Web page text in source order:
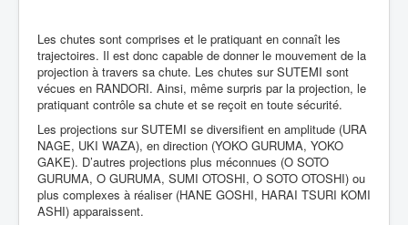
Nous contacter
Enseignement
Technique
Les chutes sont comprises et le pratiquant en connaît les
trajectoires. Il est donc capable de donner le mouvement de la
projection à travers sa chute. Les chutes sur SUTEMI sont
vécues en RANDORI. Ainsi, même surpris par la projection, le
pratiquant contrôle sa chute et se reçoit en toute sécurité.
Les projections sur SUTEMI se diversifient en amplitude (URA
NAGE, UKI WAZA), en direction (YOKO GURUMA, YOKO
GAKE). D’autres projections plus méconnues (O SOTO
GURUMA, O GURUMA, SUMI OTOSHI, O SOTO OTOSHI) ou
plus complexes à réaliser (HANE GOSHI, HARAI TSURI KOMI
ASHI) apparaissent.